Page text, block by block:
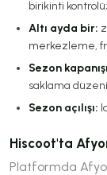
birikinti
Altı ayda bir:
merkezleme,
Sezon
saklama
Sezon açılışı:
Hiscoot'ta
Platformda